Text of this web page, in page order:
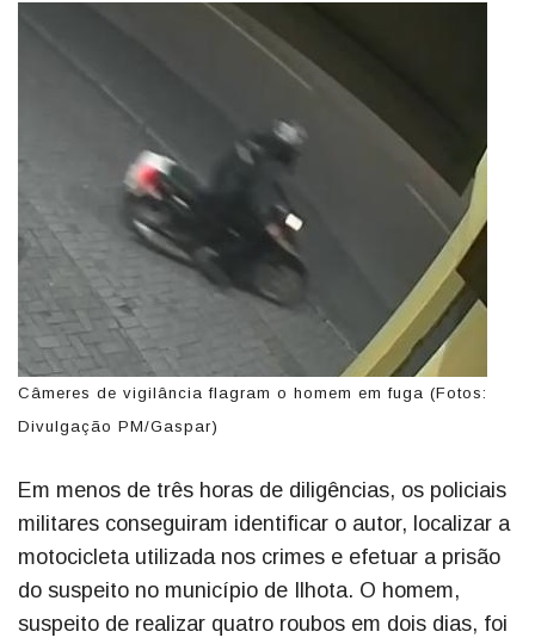
Câmeres de vigilância flagram o homem em fuga (Fotos:
Divulgação PM/Gaspar)
Em menos de três horas de diligências, os policiais
militares conseguiram identificar o autor, localizar a
motocicleta utilizada nos crimes e efetuar a prisão
do suspeito no município de Ilhota. O homem,
suspeito de realizar quatro roubos em dois dias, foi